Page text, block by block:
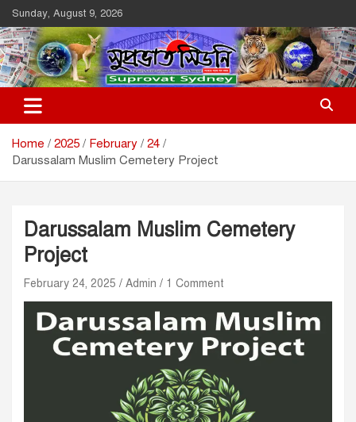
Skip
to
content
Sunday, August 9, 2026
Suprovat Sydney
The Leading Bangladesh Community Newspaper In Australia
Home 2025 February
24
Darussalam Muslim Cemetery Project
Darussalam Muslim Cemetery
Project
February 24, 2025 Admin 1 Comment